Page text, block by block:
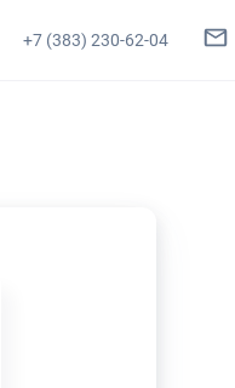
+7 (383) 230-62-04